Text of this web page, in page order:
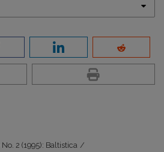
2 (1995): Baltistica /